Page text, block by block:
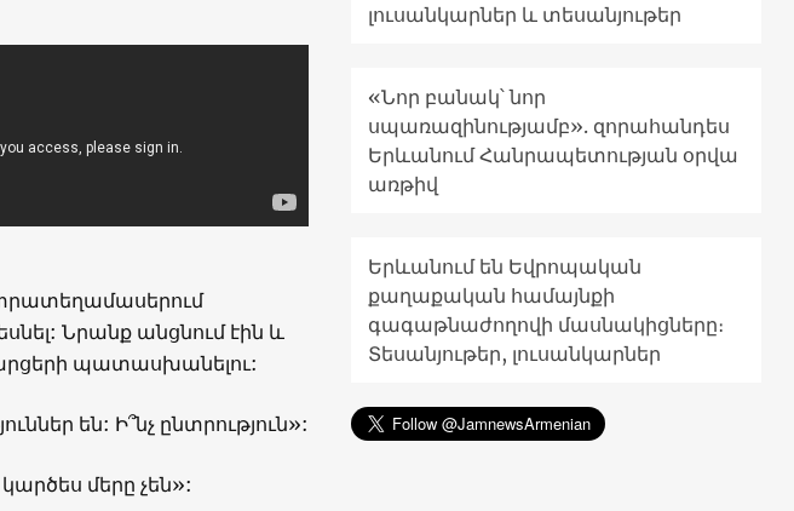
Նրանք անցնում էին և
պատասխանելու:
են: Ի՞նչ ընտրություն»:
մերը չեն»:
լուսանկարներ և տեսանյութեր
«Նոր բանակ՝ նոր
սպառազինությամբ». զորահանդես
Երևանում Հանրապետության օրվա
առթիվ
Երևանում են Եվրոպական
քաղաքական համայնքի
գագաթնաժողովի մասնակիցները։
Տեսանյութեր, լուսանկարներ